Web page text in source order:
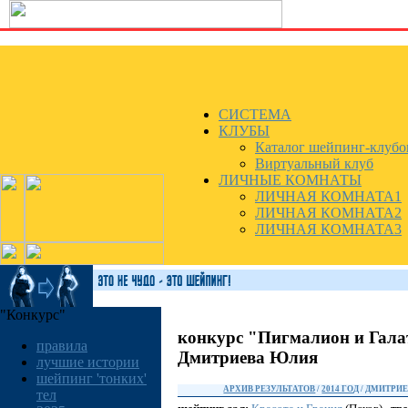
СИСТЕМА
КЛУБЫ
Каталог шейпинг-
Виртуальный клуб
ЛИЧНЫЕ КОМНАТЫ
ЛИЧНАЯ КОМНАТА1
ЛИЧНАЯ КОМНАТА2
ЛИЧНАЯ КОМНАТА3
"Конкурс"
правила
лучшие истории
шейпинг 'тонких'
тел
конкурс "Пигмалион и
Дмитриева Юлия
АРХИВ РЕЗУЛЬТАТОВ /2014 ГОД /